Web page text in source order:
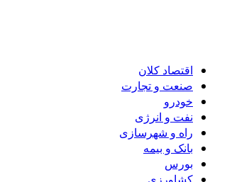
اقتصاد کلان
صنعت و تجارت
خودرو
نفت و انرژی
راه و شهرسازی
بانک و بیمه
بورس